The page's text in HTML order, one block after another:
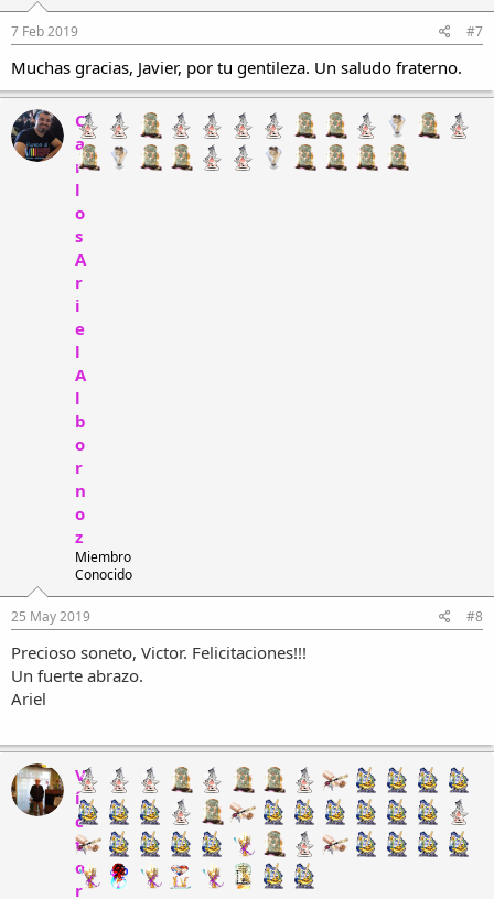
7 Feb 2019 #7
Muchas gracias, Javier, por tu gentileza. Un saludo fraterno.
C
a
r
l
o
s
A
r
i
e
l
A
l
b
o
r
n
o
z
Miembro
Conocido
25 May 2019 #8
Precioso soneto, Victor. Felicitaciones!!!
Un fuerte abrazo.
Ariel
V
í
c
t
o
r